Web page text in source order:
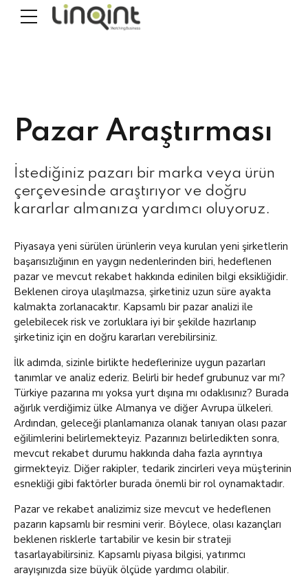
Pazar Araştırması
İstediğiniz pazarı bir marka veya ürün
çerçevesinde araştırıyor ve doğru
kararlar almanıza yardımcı oluyoruz.
Piyasaya yeni sürülen ürünlerin veya kurulan yeni şirketlerin
başarısızlığının en yaygın nedenlerinden biri, hedeflenen
pazar ve mevcut rekabet hakkında edinilen bilgi eksikliğidir.
Beklenen ciroya ulaşılmazsa, şirketiniz uzun süre ayakta
kalmakta zorlanacaktır. Kapsamlı bir pazar analizi ile
gelebilecek risk ve zorluklara iyi bir şekilde hazırlanıp
şirketiniz için en doğru kararları verebilirsiniz.
İlk adımda, sizinle birlikte hedeflerinize uygun pazarları
tanımlar ve analiz ederiz. Belirli bir hedef grubunuz var mı?
Türkiye pazarına mı yoksa yurt dışına mı odaklısınız? Burada
ağırlık verdiğimiz ülke Almanya ve diğer Avrupa ülkeleri.
Ardından, geleceği planlamanıza olanak tanıyan olası pazar
eğilimlerini belirlemekteyiz. Pazarınızı belirledikten sonra,
mevcut rekabet durumu hakkında daha fazla ayrıntıya
girmekteyiz. Diğer rakipler, tedarik zincirleri veya müşterinin
esnekliği gibi faktörler burada önemli bir rol oynamaktadır.
Pazar ve rekabet analizimiz size mevcut ve hedeflenen
pazarın kapsamlı bir resmini verir. Böylece, olası kazançları
beklenen risklerle tartabilir ve kesin bir strateji
tasarlayabilirsiniz. Kapsamlı piyasa bilgisi, yatırımcı
arayışınızda size büyük ölçüde yardımcı olabilir.